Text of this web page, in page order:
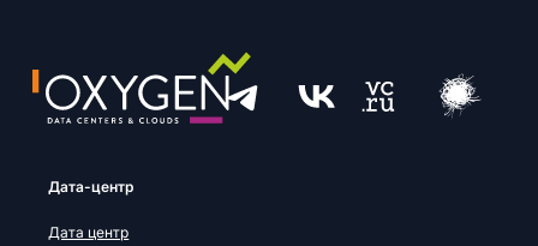
Дата-центр
Дата центр